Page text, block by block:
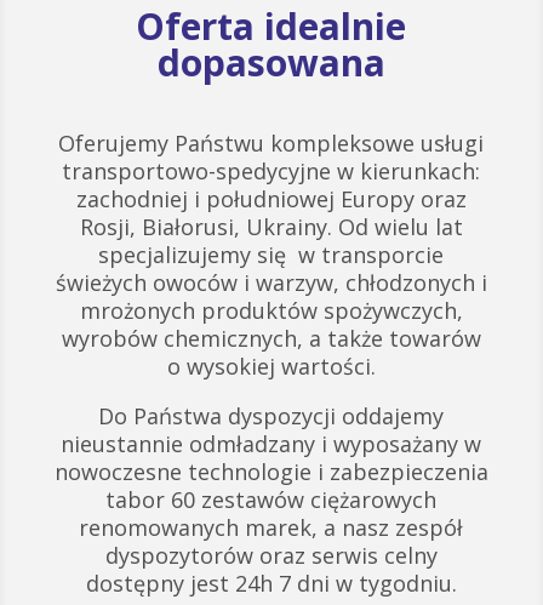
Oferta idealnie
dopasowana
Oferujemy Państwu kompleksowe usługi
transportowo-spedycyjne w kierunkach:
zachodniej i południowej Europy oraz
Rosji, Białorusi, Ukrainy. Od wielu lat
specjalizujemy się w transporcie
świeżych owoców i warzyw, chłodzonych i
mrożonych produktów spożywczych,
wyrobów chemicznych, a także towarów
o wysokiej wartości.
Do Państwa dyspozycji oddajemy
nieustannie odmładzany i wyposażany w
nowoczesne technologie i zabezpieczenia
tabor 60 zestawów ciężarowych
renomowanych marek, a nasz zespół
dyspozytorów oraz serwis celny
dostępny jest 24h 7 dni w tygodniu.